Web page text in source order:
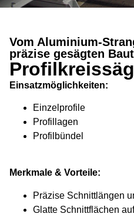
Vom Aluminium-
präzise
Vom Aluminium-
präzise gesägten
Einsatzmöglichkeiten:
Einzelprofile
Profillagen
Profilbündel
Merkmale & Vorteile:
Präzise Schnittlängen
Glatte Schnittflächen